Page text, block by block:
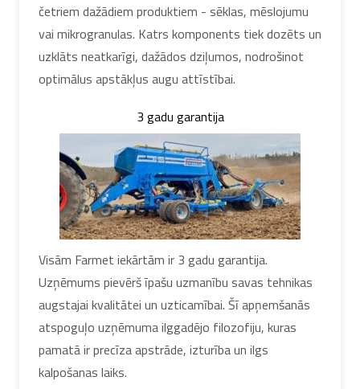
četriem dažādiem produktiem - sēklas, mēslojumu
vai mikrogranulas. Katrs komponents tiek dozēts un
uzklāts neatkarīgi, dažādos dziļumos, nodrošinot
optimālus apstākļus augu attīstībai.
3 gadu garantija
Visām Farmet iekārtām ir 3 gadu garantija.
Uzņēmums pievērš īpašu uzmanību savas tehnikas
augstajai kvalitātei un uzticamībai. Šī apņemšanās
atspoguļo uzņēmuma ilggadējo filozofiju, kuras
pamatā ir precīza apstrāde, izturība un ilgs
kalpošanas laiks.